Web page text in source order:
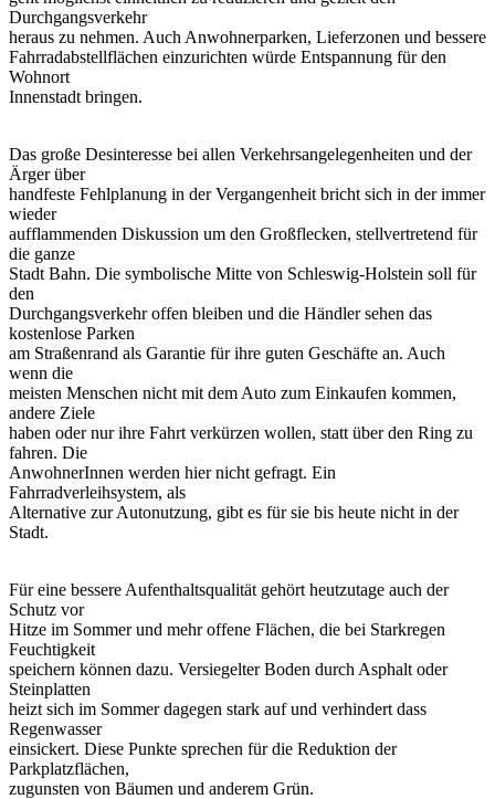
Durchgangsverkehr
heraus zu nehmen. Auch Anwohnerparken, Lieferzonen und bessere
Fahrradabstellflächen einzurichten würde Entspannung für den
Wohnort
Innenstadt bringen.
Das große Desinteresse bei allen Verkehrsangelegenheiten und der
Ärger über
handfeste Fehlplanung in der Vergangenheit bricht sich in der immer
wieder
aufflammenden Diskussion um den Großflecken, stellvertretend für
die ganze
Stadt Bahn. Die symbolische Mitte von Schleswig-Holstein soll für
den
Durchgangsverkehr offen bleiben und die Händler sehen das
kostenlose Parken
am Straßenrand als Garantie für ihre guten Geschäfte an. Auch
wenn die
meisten Menschen nicht mit dem Auto zum Einkaufen kommen,
andere Ziele
haben oder nur ihre Fahrt verkürzen wollen, statt über den Ring zu
fahren. Die
AnwohnerInnen werden hier nicht gefragt. Ein
Fahrradverleihsystem, als
Alternative zur Autonutzung, gibt es für sie bis heute nicht in der
Stadt.
Für eine bessere Aufenthaltsqualität gehört heutzutage auch der
Schutz vor
Hitze im Sommer und mehr offene Flächen, die bei Starkregen
Feuchtigkeit
speichern können dazu. Versiegelter Boden durch Asphalt oder
Steinplatten
heizt sich im Sommer dagegen stark auf und verhindert dass
Regenwasser
einsickert. Diese Punkte sprechen für die Reduktion der
Parkplatzflächen,
zugunsten von Bäumen und anderem Grün.